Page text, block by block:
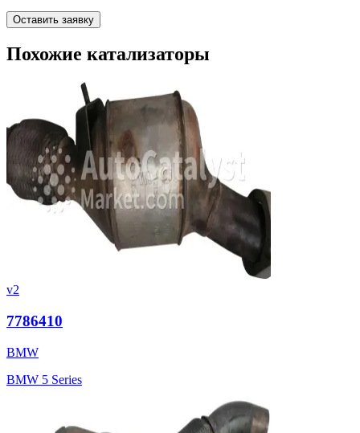
Оставить заявку
Похожие катализаторы
v2
7786410
BMW
BMW 5 Series